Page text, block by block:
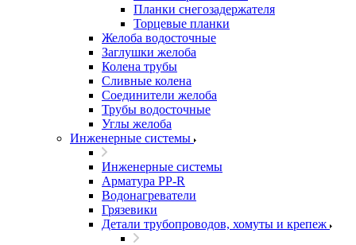
Планки снегозадержателя
Торцевые планки
Желоба водосточные
Заглушки желоба
Колена трубы
Сливные колена
Соединители желоба
Трубы водосточные
Углы желоба
Инженерные системы
Инженерные системы
Арматура PP-R
Водонагреватели
Грязевики
Детали трубопроводов, хомуты и крепеж